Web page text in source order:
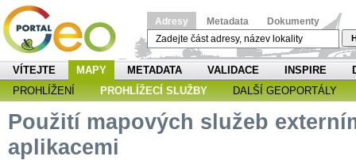
Adresy Metadata Dokumenty
VÍTEJTE MAPY METADATA VALIDACE INSPIRE
PROHLÍŽENÍ
PROHLÍŽECÍ SLUŽBY DALŠÍ GEOPORTÁLY
Použití mapových služeb
aplikacemi